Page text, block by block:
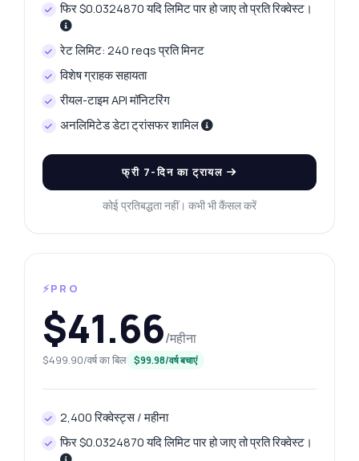
फिर $0.0324870 यदि लिमिट पार हो जाए तो प्रति रिक्वेस्ट।
रेट लिमिट: 240 reqs प्रति मिनट
विशेष ग्राहक सहायता
रीयल-टाइम API मॉनिटरिंग
अनलिमिटेड डेटा ट्रांसफर शामिल
फ्री 7-दिन का ट्रायल
कोई प्रतिबद्धता नहीं। कभी भी कैंसल करें
⚡PRO
$41.66/महीना
$499.90/वर्ष का बिल $99.98/वर्ष बचाएं
2,400 रिक्वेस्ट्स / महीना
फिर $0.0324870 यदि लिमिट पार हो जाए तो प्रति रिक्वेस्ट।